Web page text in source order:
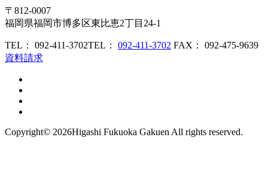
〒812-0007
福岡県福岡市博多区東比恵2丁目24-1
TEL： 092-411-3702TEL： 092-411-3702 FAX： 092-475-9639
資料請求
Copyright© 2026Higashi Fukuoka Gakuen All rights reserved.